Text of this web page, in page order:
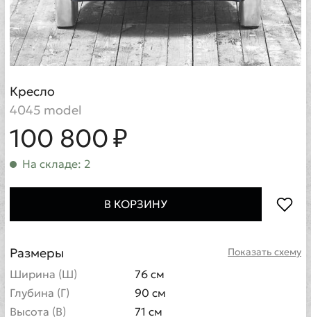
Кресло
4045 model
100 800 ₽
На складе: 2
В КОРЗИНУ
Показать схему
Размеры
Ширина (Ш)
76 см
Глубина (Г)
90 см
Высота (В)
71 см